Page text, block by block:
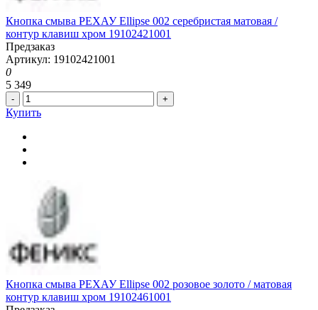
Кнопка смыва РЕХАУ Ellipse 002 серебристая матовая /
контур клавиш хром 19102421001
Предзаказ
Артикул: 19102421001
0
5 349
- +
Купить
Кнопка смыва РЕХАУ Ellipse 002 розовое золото / матовая
контур клавиш хром 19102461001